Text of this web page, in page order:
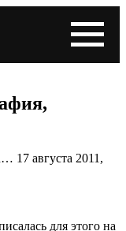
17 августа 2011,
для этого на